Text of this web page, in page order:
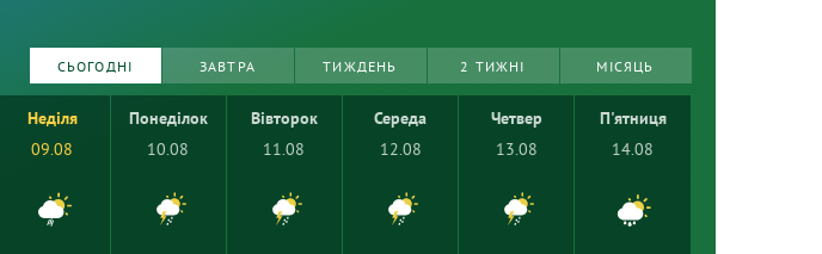
СЬОГОДНІ ЗАВТРА ТИЖДЕНЬ 2 ТИЖНІ МІСЯЦЬ
Неділя
09.08
Понеділок
10.08
Вівторок
11.08
Середа
12.08
Четвер
13.08
П'ятниця
14.08